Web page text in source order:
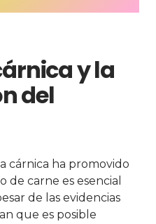
y la
del
cárnica ha promovido
de carne es esencial
de las evidencias
que es posible